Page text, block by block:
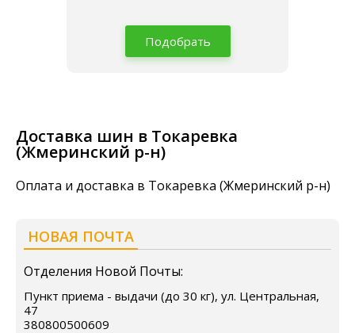
Подобрать
Доставка шин в Токаревка
(Жмеринский р-н)
Оплата и доставка в Токаревка (Жмеринский р-н)
НОВАЯ ПОЧТА
Отделения Новой Почты:
Пункт приема - выдачи (до 30 кг), ул. Центральная,
47
380800500609